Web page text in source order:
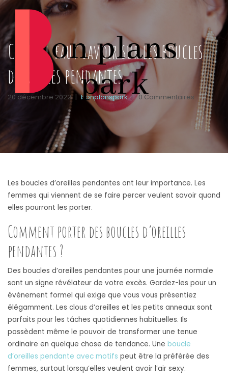
Ce qu’il faut savoir sur les boucles
d’oreilles pendantes
20 décembre 2022 | bonplanspark | 0 Commentaires
Les boucles d’oreilles pendantes ont leur importance. Les
femmes qui viennent de se faire percer veulent savoir quand
elles pourront les porter.
Comment porter des boucles d’oreilles
pendantes ?
Des boucles d’oreilles pendantes pour une journée normale
sont un signe révélateur de votre excès. Gardez-les pour un
événement formel qui exige que vous vous présentiez
élégamment. Les clous d’oreilles et les petits anneaux sont
parfaits pour les tâches quotidiennes habituelles. Ils
possèdent même le pouvoir de transformer une tenue
ordinaire en quelque chose de tendance. Une boucle
d’oreilles pendante avec motifs peut être la préférée des
femmes, surtout lorsqu’elles veulent avoir l’air sexy.